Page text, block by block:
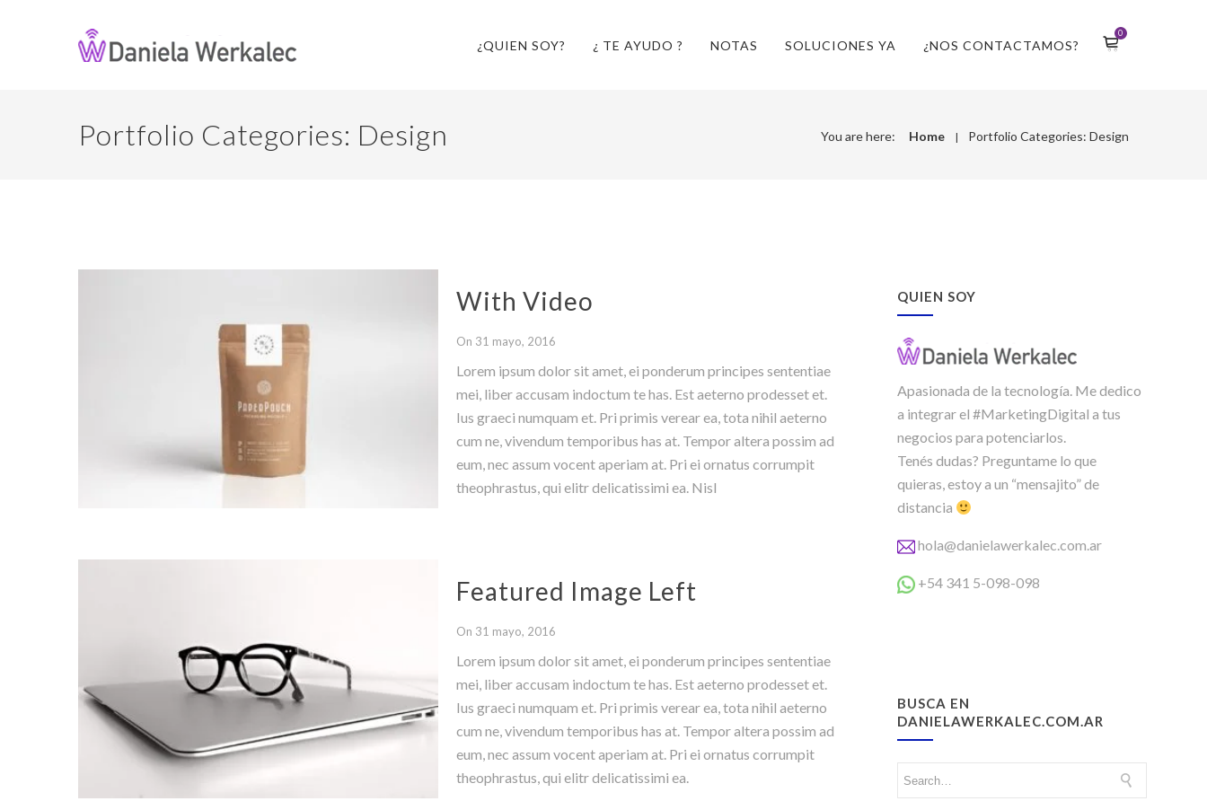
0
¿QUIEN SOY? ¿ TE AYUDO ? NOTAS SOLUCIONES YA ¿NOS CONTACTAMOS?
Portfolio Categories: Design You are here: Home Portfolio Categories: Design
With Video
On 31 mayo, 2016
Lorem ipsum dolor sit amet, ei ponderum principes sententiae
mei, liber accusam indoctum te has. Est aeterno prodesset et.
Ius graeci numquam et. Pri primis verear ea, tota nihil aeterno
cum ne, vivendum temporibus has at. Tempor altera possim ad
eum, nec assum vocent aperiam at. Pri ei ornatus corrumpit
theophrastus, qui elitr delicatissimi ea. Nisl
Featured Image Left
On 31 mayo, 2016
Lorem ipsum dolor sit amet, ei ponderum principes sententiae
mei, liber accusam indoctum te has. Est aeterno prodesset et.
Ius graeci numquam et. Pri primis verear ea, tota nihil aeterno
cum ne, vivendum temporibus has at. Tempor altera possim ad
eum, nec assum vocent aperiam at. Pri ei ornatus corrumpit
theophrastus, qui elitr delicatissimi ea.
QUIEN SOY
Apasionada de la tecnología. Me dedico
a integrar el #MarketingDigital a tus
negocios para potenciarlos.
Tenés dudas? Preguntame lo que
quieras, estoy a un “mensajito” de
distancia
hola@danielawerkalec.com.ar
+54 341 5-098-098
BUSCA EN
DANIELAWERKALEC.COM.AR